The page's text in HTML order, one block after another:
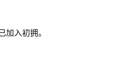
入初拥。